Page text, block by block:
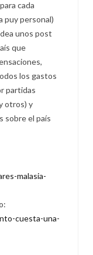
cada
puy personal)
unos post
que
los gastos
partidas
otros) y
sobre el país
malasia-
cuesta-una-